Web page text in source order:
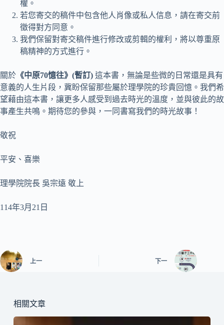
權。
若您寄交的稿件中包含他人肖像或私人信息，請在寄交前
徵得對方同意。
我們保留對寄交稿件進行修改或剪輯的權利，將以尊重原
稿精神的方式進行。
關於 《中原70憶往》 (暫訂) 這本書，無論是些微的日常還是具有
意義的人生片段，冀盼保留那些屬於理學院的珍貴回憶。我們希
望藉由這本書，讓更多人感受到過去時光的溫度，並與彼此的故
事產生共鳴。期待您的參與，一同書寫我們的時光故事！
敬祝
平安、喜樂
理學院院長 吳宗遠 敬上
114年3月21日
上一 下一
相關文章